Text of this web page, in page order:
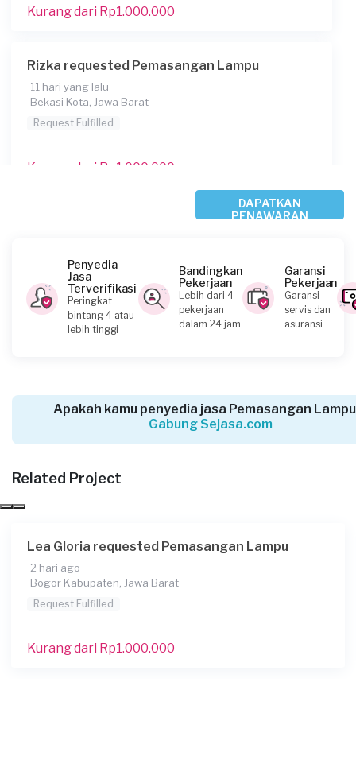
Kurang dari Rp1.000.000
Rizka requested Pemasangan Lampu
11 hari yang lalu
Bekasi Kota, Jawa Barat
Request Fulfilled
Kurang dari Rp1.000.000
Amanda requested Pemasangan Lampu
Depok, Jawa Barat
Request Fulfilled
Depok, Jawa Barat
Request Fulfilled
Bandung, Jawa Barat
Request Fulfilled
Wilda requested Pemasangan Lampu
DAPATKAN
PENAWARAN
Penyedia
Jasa
Terverifikasi
Peringkat
bintang 4 atau
lebih tinggi
Bandingkan
Pekerjaan
Lebih dari 4
pekerjaan
dalam 24 jam
Garansi
Pekerjaan
Garansi
servis dan
asuransi
Apakah kamu penyedia jasa Pemasangan
Gabung Sejasa.com
Related Project
Lea Gloria requested Pemasangan Lampu
2 hari ago
Bogor Kabupaten, Jawa Barat
Request Fulfilled
Kurang dari Rp1.000.000